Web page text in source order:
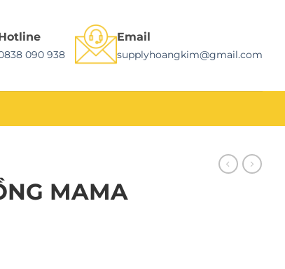
090 938
Email
supplyhoangkim@gmail.com
MAMA